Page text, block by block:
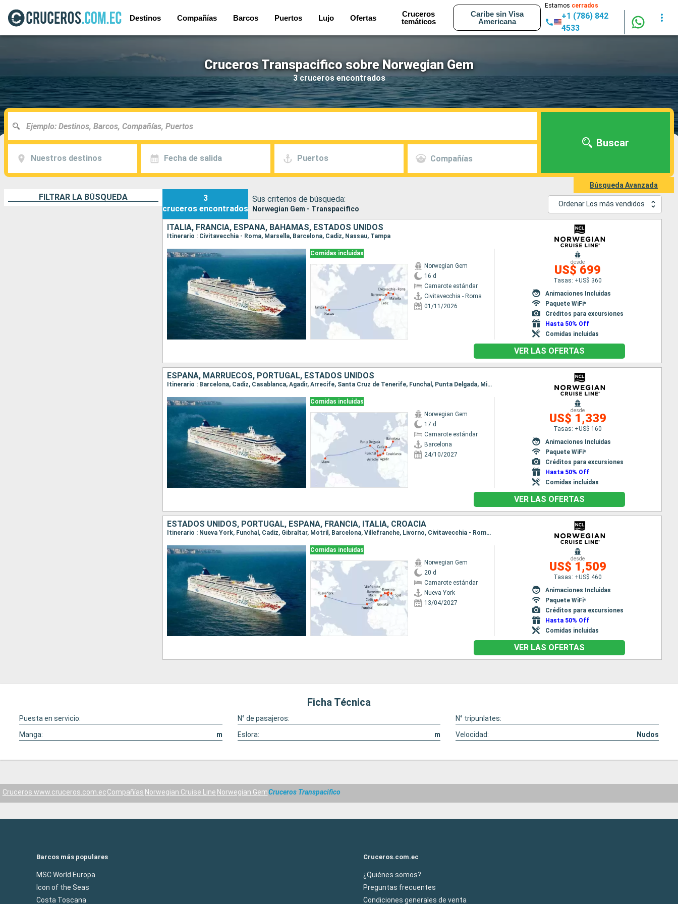
Destinos Compañías Barcos Puertos Lujo Ofertas
Cruceros
temáticos
Caribe sin Visa
Americana
Estamos cerrados
+1 (786) 842
4533
Cruceros Transpacifico sobre Norwegian Gem
3 cruceros encontrados
Nuestros destinos Fecha de salida Puertos Compañías
Buscar
Búsqueda Avanzada
FILTRAR LA BÚSQUEDA
3
cruceros encontrados
Sus criterios de búsqueda:
Norwegian Gem - Transpacifico
Ordenar Los más vendidos
ITALIA, FRANCIA, ESPAÑA, BAHAMAS, ESTADOS UNIDOS
Itinerario : Civitavecchia - Roma, Marsella, Barcelona, Cadiz, Nassau, Tampa
Comidas incluidas
Norwegian Gem
16 d
Camarote estándar
Civitavecchia - Roma
01/11/2026
desde
US$ 699
Tasas: +US$ 360
Animaciones Incluidas
Paquete WiFi*
Créditos para excursiones
Hasta 50% Off
Comidas incluidas
VER LAS OFERTAS
ESPAÑA, MARRUECOS, PORTUGAL, ESTADOS UNIDOS
Itinerario : Barcelona, Cadiz, Casablanca, Agadir, Arrecife, Santa Cruz de Tenerife, Funchal, Punta Delgada, Miami
Comidas incluidas
Norwegian Gem
17 d
Camarote estándar
Barcelona
24/10/2027
desde
US$ 1,339
Tasas: +US$ 160
Animaciones Incluidas
Paquete WiFi*
Créditos para excursiones
Hasta 50% Off
Comidas incluidas
VER LAS OFERTAS
ESTADOS UNIDOS, PORTUGAL, ESPAÑA, FRANCIA, ITALIA, CROACIA
Itinerario : Nueva York, Funchal, Cadiz, Gibraltar, Motril, Barcelona, Villefranche, Livorno, Civitavecchia - Roma, Split, Ravenna
Comidas incluidas
Norwegian Gem
20 d
Camarote estándar
Nueva York
13/04/2027
desde
US$ 1,509
Tasas: +US$ 460
Animaciones Incluidas
Paquete WiFi*
Créditos para excursiones
Hasta 50% Off
Comidas incluidas
VER LAS OFERTAS
Ficha Técnica
Puesta en servicio: N° de pasajeros:
N° tripunlates:
Manga:
m Eslora: m Velocidad: Nudos
Cruceros www.cruceros.com.ecCompañías Norwegian Cruise Line Norwegian GemCruceros Transpacifico
Barcos más populares
MSC World Europa
Icon of the Seas
Costa Toscana
Cruceros.com.ec
¿Quiénes somos?
Preguntas frecuentes
Condiciones generales de venta